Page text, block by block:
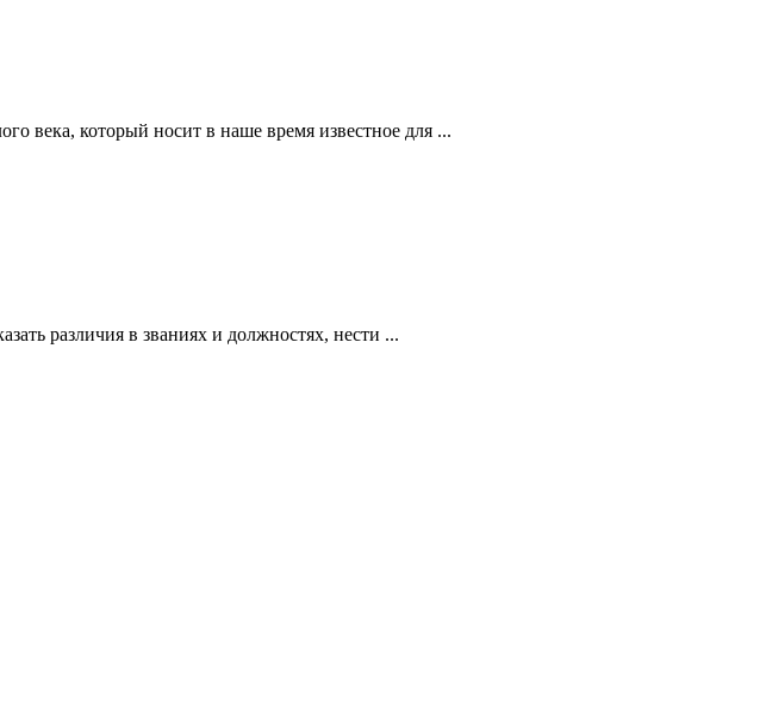
века, который носит в наше время известное для ...
различия в званиях и должностях, нести ...